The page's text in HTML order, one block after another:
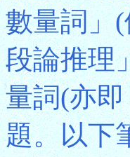
數量詞」
段論推理
量詞(亦
題。以下